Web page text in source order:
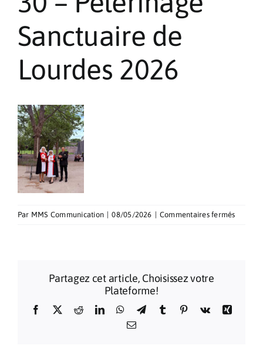
Contact
Sanctuaire de
Lourdes 2026
Par MMS Communication 08/05/2026 Commentaires ferméssur
Partagez cet article, Choisissez votre
Plateforme!
Facebook
X RedditLinkedInWhatsApp
TelegramTumblr Pinterest
Vk
Xing
Email